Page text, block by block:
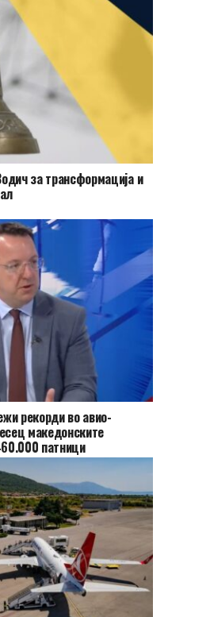
за трансформација и
рекорди во авио-
македонските
патници